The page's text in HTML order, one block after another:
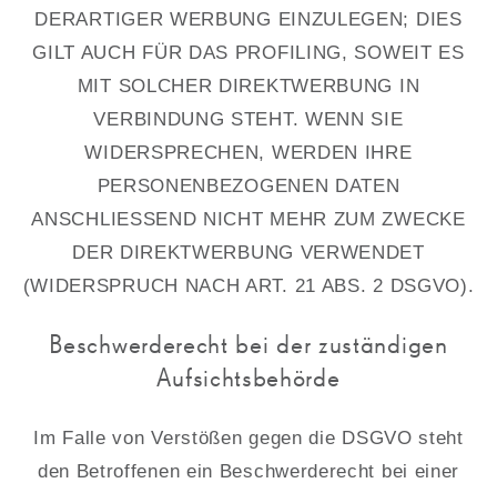
DERARTIGER WERBUNG EINZULEGEN; DIES
GILT AUCH FÜR DAS PROFILING, SOWEIT ES
MIT SOLCHER DIREKTWERBUNG IN
VERBINDUNG STEHT. WENN SIE
WIDERSPRECHEN, WERDEN IHRE
PERSONENBEZOGENEN DATEN
ANSCHLIESSEND NICHT MEHR ZUM ZWECKE
DER DIREKTWERBUNG VERWENDET
(WIDERSPRUCH NACH ART. 21 ABS. 2 DSGVO).
Beschwerderecht bei der zuständigen
Aufsichtsbehörde
Im Falle von Verstößen gegen die DSGVO steht
den Betroffenen ein Beschwerderecht bei einer